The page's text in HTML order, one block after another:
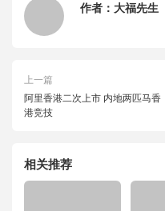
作者： 大福先生
上一篇
阿里香港二次上市 内地两匹马香
港竞技
相关推荐